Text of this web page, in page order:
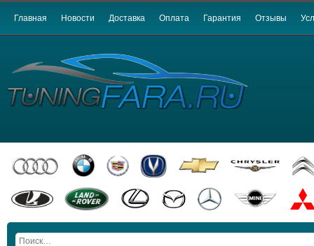
Главная Новости Доставка Оплата Гарантия Отзывы